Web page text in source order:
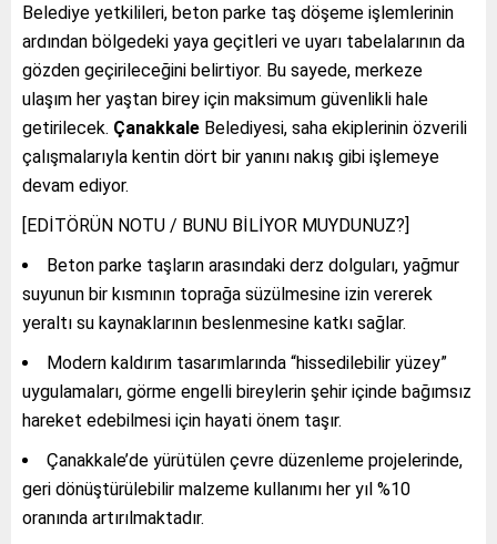
Belediye yetkilileri, beton parke taş döşeme işlemlerinin
ardından bölgedeki yaya geçitleri ve uyarı tabelalarının da
gözden geçirileceğini belirtiyor. Bu sayede, merkeze
ulaşım her yaştan birey için maksimum güvenlikli hale
getirilecek. Çanakkale Belediyesi, saha ekiplerinin özverili
çalışmalarıyla kentin dört bir yanını nakış gibi işlemeye
devam ediyor.
[EDİTÖRÜN NOTU / BUNU BİLİYOR MUYDUNUZ?]
Beton parke taşların arasındaki derz dolguları, yağmur
suyunun bir kısmının toprağa süzülmesine izin vererek
yeraltı su kaynaklarının beslenmesine katkı sağlar.
Modern kaldırım tasarımlarında “hissedilebilir yüzey”
uygulamaları, görme engelli bireylerin şehir içinde bağımsız
hareket edebilmesi için hayati önem taşır.
Çanakkale’de yürütülen çevre düzenleme projelerinde,
geri dönüştürülebilir malzeme kullanımı her yıl %10
oranında artırılmaktadır.